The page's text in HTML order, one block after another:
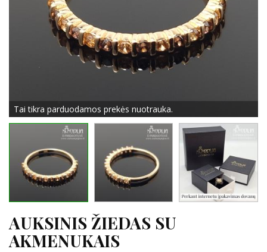
Tai tikra parduodamos prekės nuotrauka.
AUKSINIS ŽIEDAS SU
AKMENUKAIS